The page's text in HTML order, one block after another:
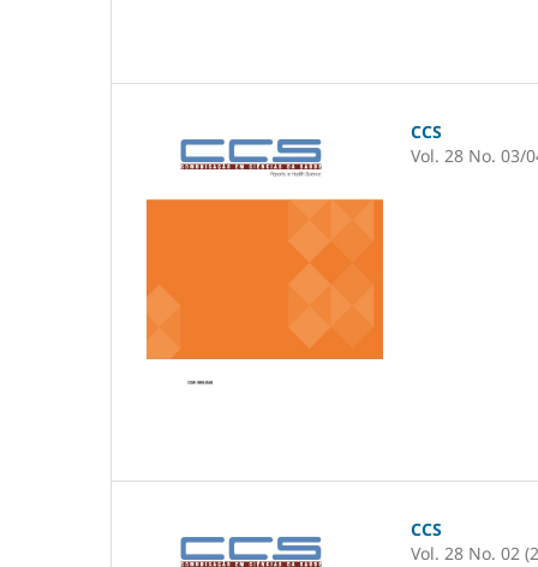
CCS
Vol. 28 No. 03/
CCS
Vol. 28 No. 02